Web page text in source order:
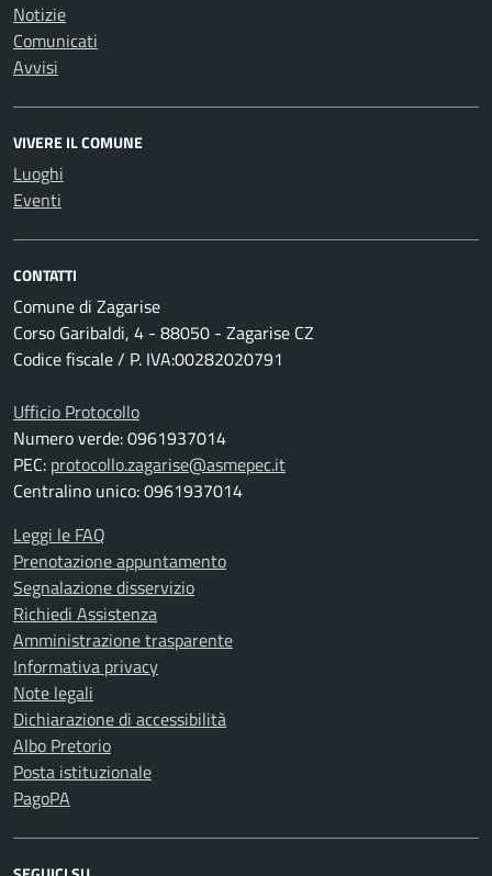
Notizie
Comunicati
Avvisi
VIVERE IL COMUNE
Luoghi
Eventi
CONTATTI
Comune di Zagarise
Corso Garibaldi, 4 - 88050 - Zagarise CZ
Codice fiscale / P. IVA:00282020791
Ufficio Protocollo
Numero verde: 0961937014
PEC: protocollo.zagarise@asmepec.it
Centralino unico: 0961937014
Leggi le FAQ
Prenotazione appuntamento
Segnalazione disservizio
Richiedi Assistenza
Amministrazione trasparente
Informativa privacy
Note legali
Dichiarazione di accessibilità
Albo Pretorio
Posta istituzionale
PagoPA